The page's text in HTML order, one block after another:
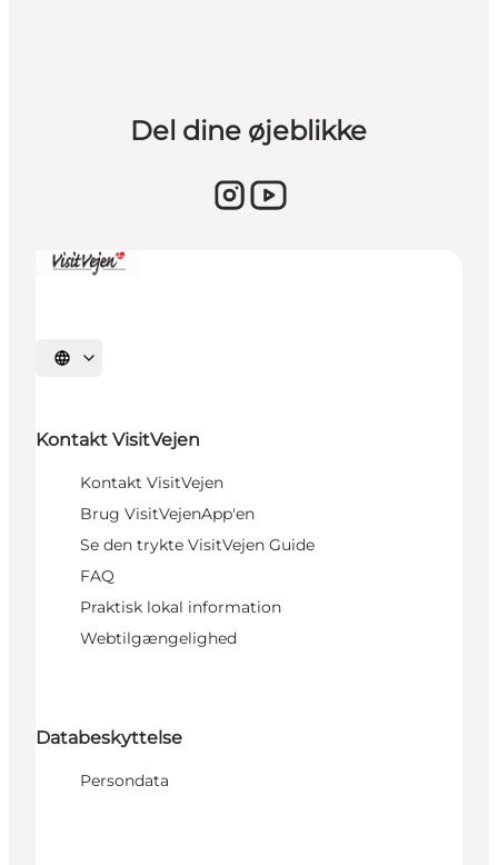
Del dine øjeblikke
Vælg sprog
Kontakt VisitVejen
Kontakt VisitVejen
Brug VisitVejenApp'en
Se den trykte VisitVejen Guide
FAQ
Praktisk lokal information
Webtilgængelighed
Databeskyttelse
Persondata